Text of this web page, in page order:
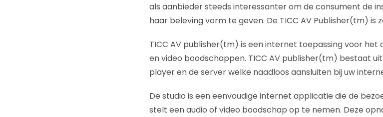
als aanbieder steeds interessanter om de consument de
haar beleving vorm te geven. De TICC AV Publisher(tm) is
TICC AV publisher(tm) is een internet toepassing voor het
en video boodschappen. TICC AV publisher(tm) bestaat
player en de server welke naadloos aansluiten bij uw
De studio is een eenvoudige internet applicatie die de
stelt een audio of video boodschap op te nemen. Deze